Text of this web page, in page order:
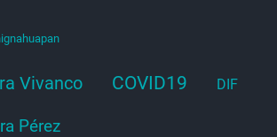
Vivanco COVID19 DIF
Pérez